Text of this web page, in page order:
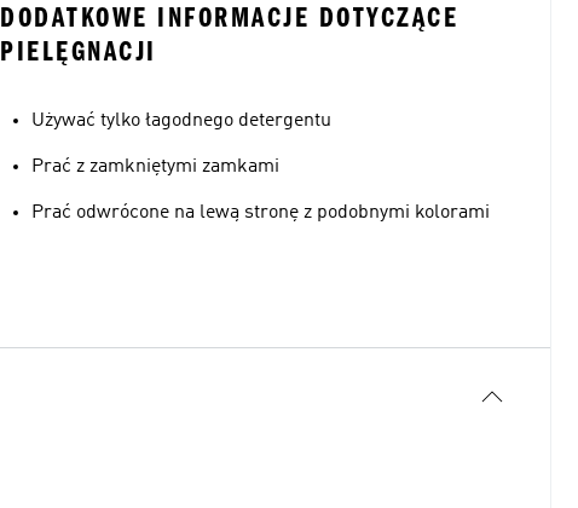
DODATKOWE INFORMACJE DOTYCZĄCE
PIELĘGNACJI
Używać tylko łagodnego detergentu
Prać z zamkniętymi zamkami
Prać odwrócone na lewą stronę z podobnymi kolorami